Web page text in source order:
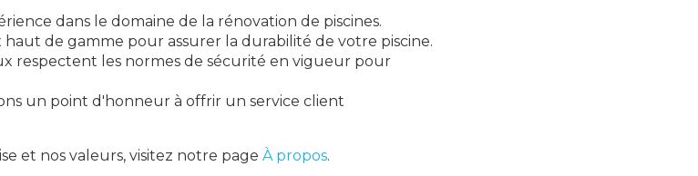
dans le domaine de la rénovation de piscines.
haut de gamme pour assurer la durabilité de votre piscine.
respectent les normes de sécurité en vigueur pour
un point d'honneur à offrir un service client
et nos valeurs, visitez notre page À propos.